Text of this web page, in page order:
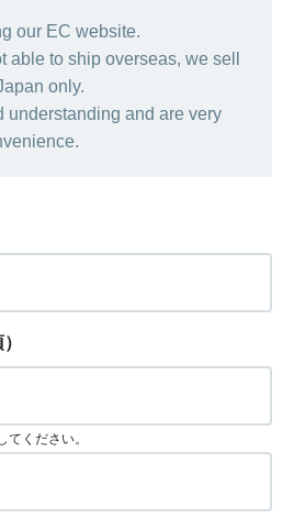
our EC website.
able to ship overseas, we sell
only.
understanding and are very
ください。